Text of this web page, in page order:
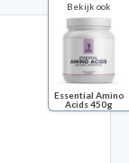
Bekijk ook
Essential Amino
Acids 450g